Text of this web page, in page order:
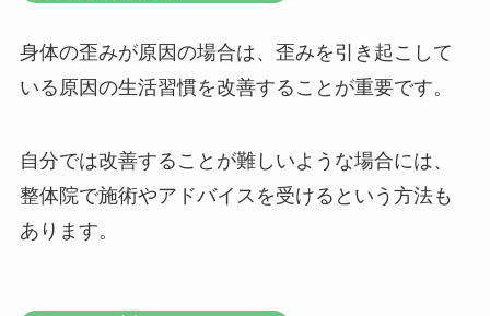
身体の歪みが原因の場合は、歪みを引き起こして
いる原因の生活習慣を改善することが重要です。
自分では改善することが難しいような場合には、
整体院で施術やアドバイスを受けるという方法も
あります。